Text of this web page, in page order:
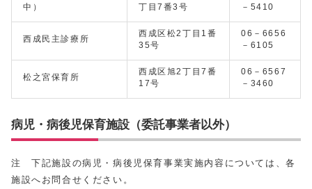
中）
丁目7番3号
－5410
西成民主診療所
西成区松2丁目1番
35号
06－6656
－6105
松之宮保育所
西成区旭2丁目7番
17号
06－6567
－3460
病児・病後児保育施設（委託事業者以外）
注 下記施設の病児・病後児保育事業実施内容については、各
施設へお問合せください。